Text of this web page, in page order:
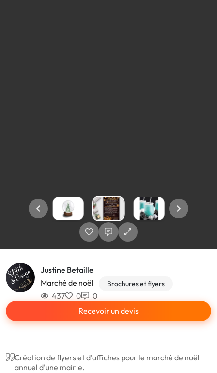
Justine Betaille
Marché de noël
Brochures et flyers
437 0
0
Recevoir un devis
Création de flyers et d'affiches pour le marché de noël
annuel d'une mairie.